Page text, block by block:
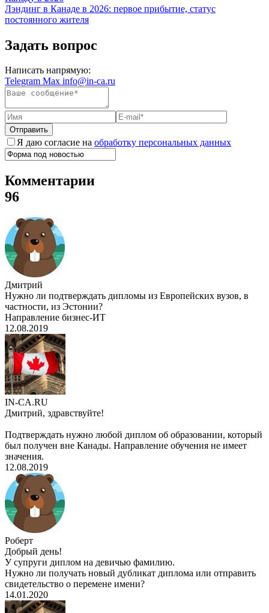
Лэндинг в Канаде в 2026: первое прибытие, статус
постоянного жителя
Задать вопрос
Написать напрямую:
Telegram Max info@in-ca.ru
Отправить
Я даю согласие на обработку персональных данных
Комментарии
96
Дмитрий
Нужно ли подтверждать дипломы из Европейских вузов, в
частности, из Эстонии?
Направление бизнес-ИТ
12.08.2019
IN-CA.RU
Дмитрий, здравствуйте!
Подтверждать нужно любой диплом об образовании, который
был получен вне Канады. Направление обучения не имеет
значения.
12.08.2019
Роберт
Добрый день!
У супруги диплом на девичью фамилию.
Нужно ли получать новый дубликат диплома или отправить
свидетельство о перемене имени?
14.01.2020